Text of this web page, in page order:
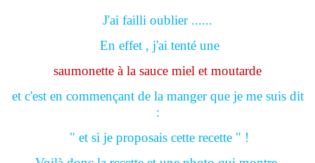
J'ai failli oublier ......
En effet , j'ai tenté une
saumonette à la sauce miel et moutarde
et c'est en commençant de la manger que je me suis dit
:
" et si je proposais cette recette " !